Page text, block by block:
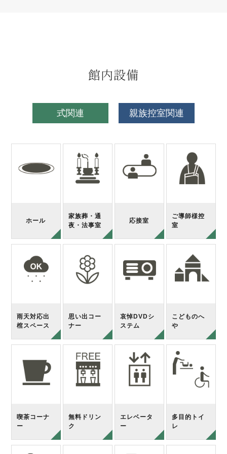
館内設備
式関連 親族控室関連
ホール
家族葬・通
夜・法事室
応接室
ご導師様控
室
雨天対応出
棺スペース
思い出コー
ナー
哀悼DVDシ
ステム
こどものへ
や
喫茶コーナ
ー
無料ドリン
ク
エレベータ
ー
多目的トイ
レ